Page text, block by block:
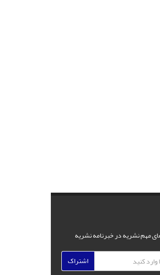
مهم نشریه در خبرنامه نشریه
اشتراک